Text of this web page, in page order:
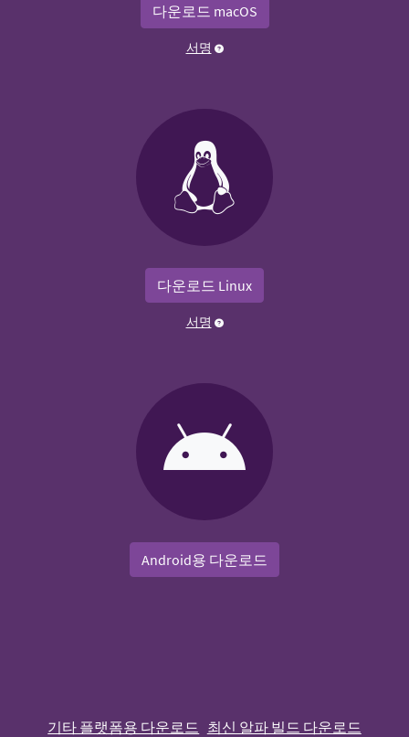
다운로드 macOS
서명
다운로드 Linux
서명
Android용 다운로드
기타 플랫폼용 다운로드 최신 알파 빌드 다운로드